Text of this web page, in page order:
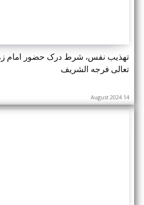
تهذیب نفس، شرط درک حضور امام
تعالی فرجه الشریف
14 August 2024